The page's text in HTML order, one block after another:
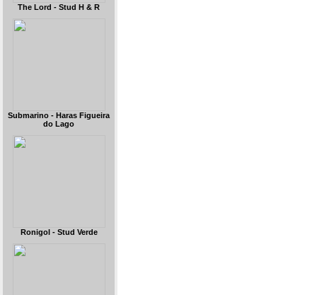
The Lord - Stud H & R
Submarino - Haras Figueira
do Lago
Ronigol - Stud Verde